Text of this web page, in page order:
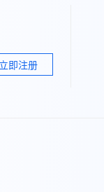
立即注册
种模态的模型效果
络安全防护产品
和 30+ 款产品免费体验
用
最长12个月
课堂（旗舰版）
决方案